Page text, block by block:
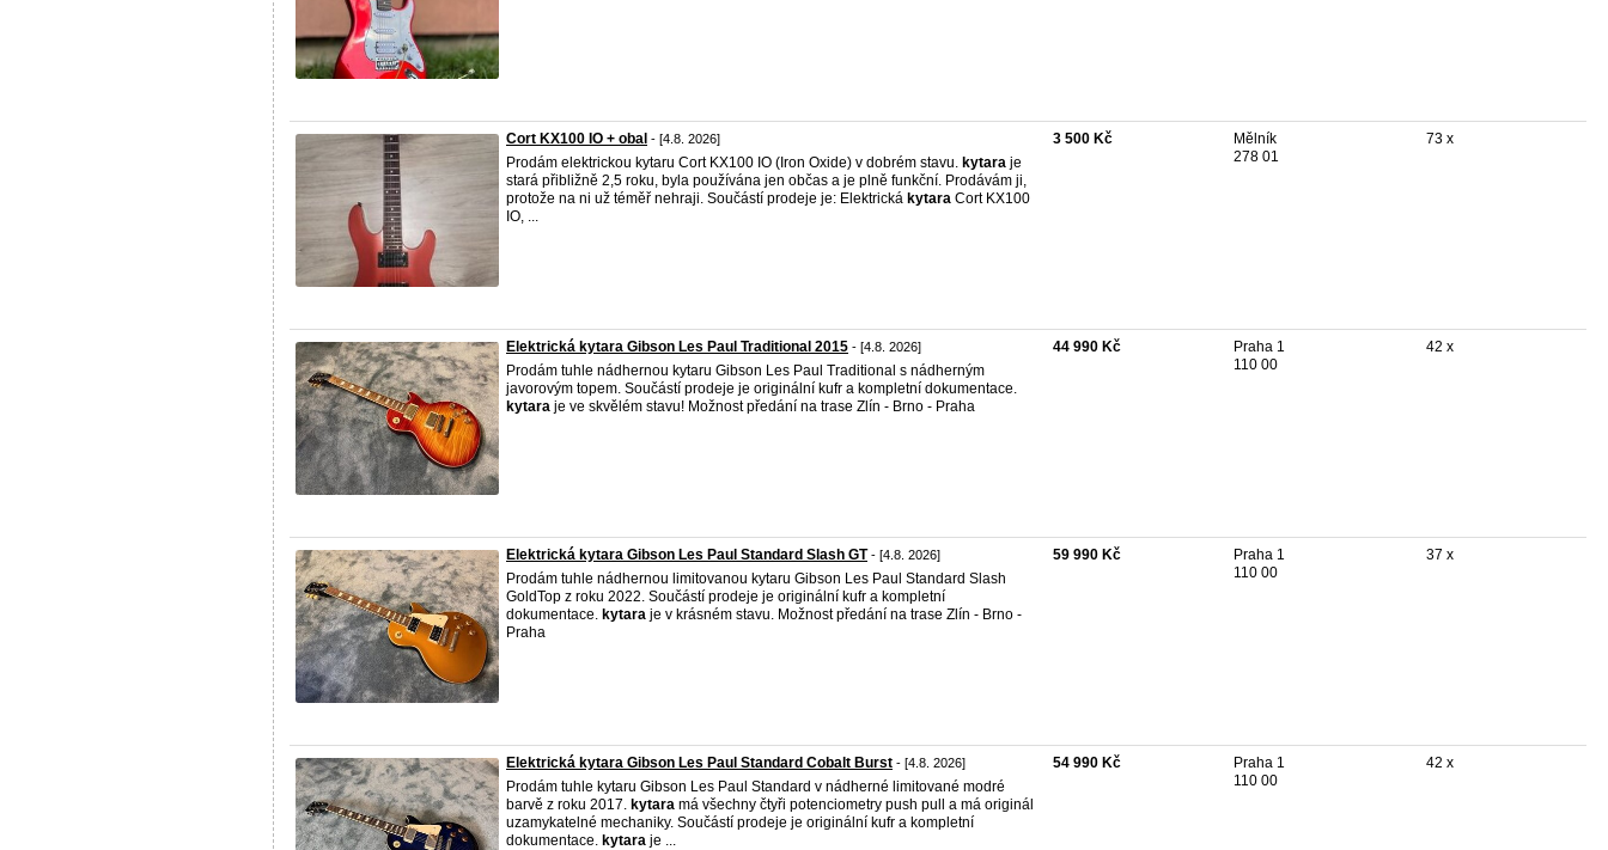
Cort KX100 IO + obal - [4.8. 2026]
Prodám elektrickou kytaru Cort KX100 IO (Iron Oxide) v dobrém stavu. kytara je
stará přibližně 2,5 roku, byla používána jen občas a je plně funkční. Prodávám ji,
protože na ni už téměř nehraji. Součástí prodeje je: Elektrická kytara Cort KX100
IO, ...
3 500 Kč
Mělník
278 01
73 x
Elektrická kytara Gibson Les Paul Traditional 2015 - [4.8. 2026]
Prodám tuhle nádhernou kytaru Gibson Les Paul Traditional s nádherným
javorovým topem. Součástí prodeje je originální kufr a kompletní dokumentace.
kytara je ve skvělém stavu! Možnost předání na trase Zlín - Brno - Praha
44 990 Kč
Praha 1
110 00
42 x
Elektrická kytara Gibson Les Paul Standard Slash GT- [4.8. 2026]
Prodám tuhle nádhernou limitovanou kytaru Gibson Les Paul Standard Slash
GoldTop z roku 2022. Součástí prodeje je originální kufr a kompletní
dokumentace. kytara je v krásném stavu. Možnost předání na trase Zlín - Brno -
Praha
59 990 Kč
Praha 1
110 00
37 x
Elektrická kytara Gibson Les Paul Standard Cobalt Burst - [4.8. 2026]
Prodám tuhle kytaru Gibson Les Paul Standard v nádherné limitované modré
barvě z roku 2017. kytara má všechny čtyři potenciometry push pull a má originál
uzamykatelné mechaniky. Součástí prodeje je originální kufr a kompletní
dokumentace. kytara je ...
54 990 Kč
Praha 1
110 00
42 x